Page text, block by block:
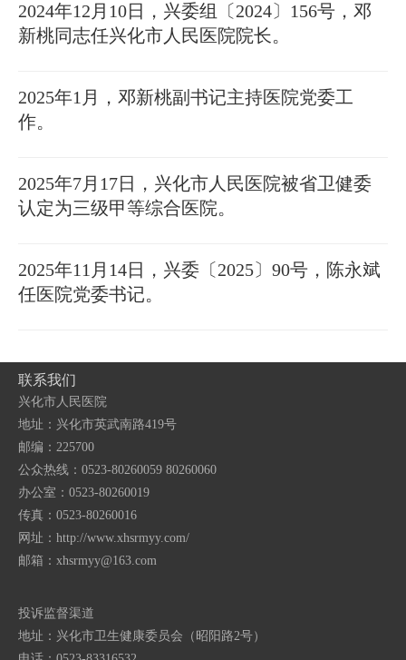
2024年12月10日，兴委组〔2024〕156号，邓
新桃同志任兴化市人民医院院长。
2025年1月，邓新桃副书记主持医院党委工
作。
2025年7月17日，兴化市人民医院被省卫健委
认定为三级甲等综合医院。
2025年11月14日，兴委〔2025〕90号，陈永斌
任医院党委书记。
联系我们
兴化市人民医院
地址：兴化市英武南路419号
邮编：225700
公众热线：0523-80260059 80260060
办公室：0523-80260019
传真：0523-80260016
网址：http://www.xhsrmyy.com/
邮箱： xhsrmyy@163.com
投诉监督渠道
地址：兴化市卫生健康委员会（昭阳路2号）